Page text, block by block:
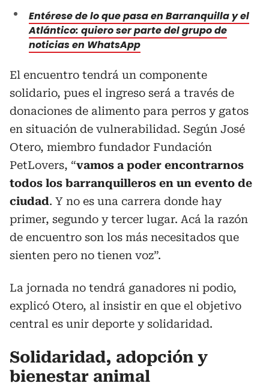
Entérese de lo que pasa en Barranquilla y el
Atlántico: quiero ser parte del grupo de
noticias en WhatsApp
El encuentro tendrá un componente
solidario, pues el ingreso será a través de
donaciones de alimento para perros y gatos
en situación de vulnerabilidad. Según José
Otero, miembro fundador Fundación
PetLovers, “vamos a poder encontrarnos
todos los barranquilleros en un evento de
ciudad. Y no es una carrera donde hay
primer, segundo y tercer lugar. Acá la razón
de encuentro son los más necesitados que
sienten pero no tienen voz”.
La jornada no tendrá ganadores ni podio,
explicó Otero, al insistir en que el objetivo
central es unir deporte y solidaridad.
Solidaridad, adopción y
bienestar animal